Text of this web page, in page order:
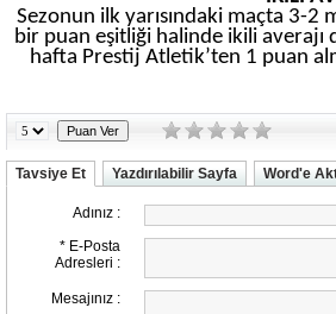
Sezonun ilk yarısındaki maçta 3-2
bir puan eşitliği halinde ikili
hafta Prestij Atletik’ten 1 puan
Tavsiye Et Yazdırılabilir Sayfa Word'e